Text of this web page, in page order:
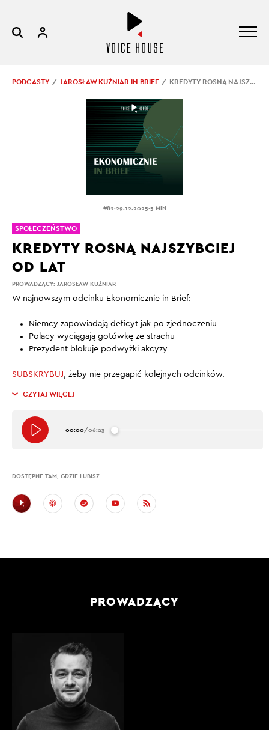
PODCASTY JAROSŁAW KUŹNIAR IN BRIEF KREDYTY ROSNĄ NAJSZYBCIEJ OD LAT
#82.29.12.2025.5 MIN
PROWADZĄCY: JAROSŁAW KUŹNIAR
KREDYTY ROSNĄ NAJSZYBCIEJ
OD LAT
W najnowszym odcinku Ekonomicznie in Brief:
Niemcy zapowiadają deficyt jak po zjednoczeniu
Polacy wyciągają gotówkę ze strachu
Prezydent blokuje podwyżki akcyzy
SUBSKRYBUJ, żeby nie przegapić kolejnych odcinków.
CZYTAJ WIĘCEJ
00:00/06:23
DOSTĘPNE TAM, GDZIE LUBISZ
SPOŁECZEŃSTWO
PROWADZĄCY